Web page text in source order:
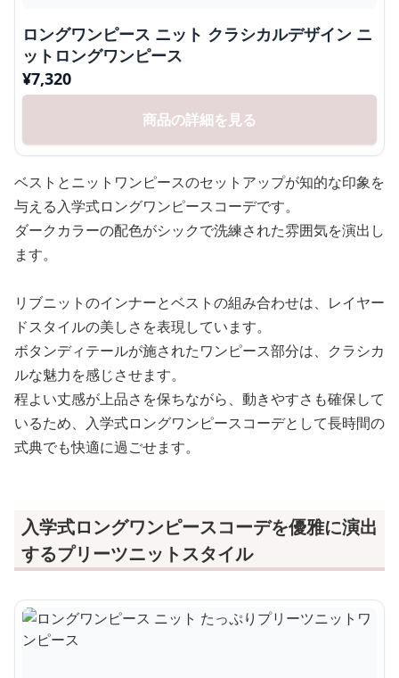
ロングワンピース ニット クラシカルデザイン ニ
ットロングワンピース
¥7,320
商品の詳細を見る
ベストとニットワンピースのセットアップが知的な印象を
与える入学式ロングワンピースコーデです。
ダークカラーの配色がシックで洗練された雰囲気を演出し
ます。
リブニットのインナーとベストの組み合わせは、レイヤー
ドスタイルの美しさを表現しています。
ボタンディテールが施されたワンピース部分は、クラシカ
ルな魅力を感じさせます。
程よい丈感が上品さを保ちながら、動きやすさも確保して
いるため、入学式ロングワンピースコーデとして長時間の
式典でも快適に過ごせます。
入学式ロングワンピースコーデを優雅に演出
するプリーツニットスタイル